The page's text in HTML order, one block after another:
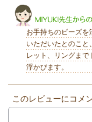
お手持ちのビーズを
いただいたとのこと
レット、リングまで
浮かびます。
このレビューにコメ